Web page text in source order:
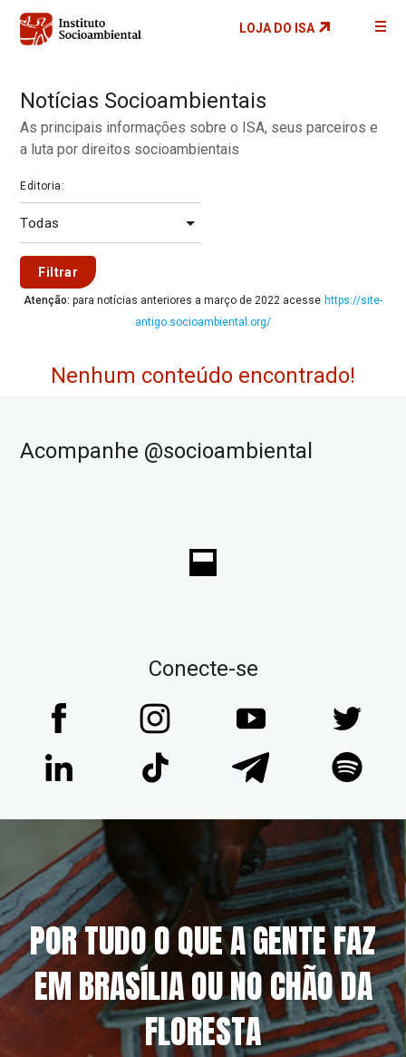
Pular
para
principal
LOJA DO ISA
Notícias Socioambientais
As principais informações sobre o ISA, seus parceiros e
a luta por direitos socioambientais
Editoria:
Filtrar
Atenção: para notícias anteriores a março de 2022 acesse https://site-
antigo.socioambiental.org/
Nenhum conteúdo encontrado!
Acompanhe @socioambiental
Conecte-se
POR TUDO O QUE A GENTE FAZ
EM BRASÍLIA OU NO CHÃO DA
FLORESTA